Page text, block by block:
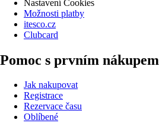
Nastavení Cookies
Možnosti platby
itesco.cz
Clubcard
Pomoc s prvním nákupem
Jak nakupovat
Registrace
Rezervace času
Oblíbené